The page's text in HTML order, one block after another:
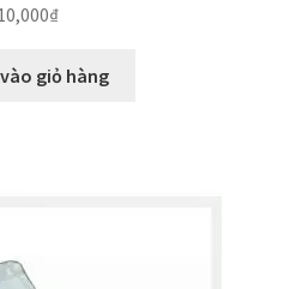
₫
giỏ hàng